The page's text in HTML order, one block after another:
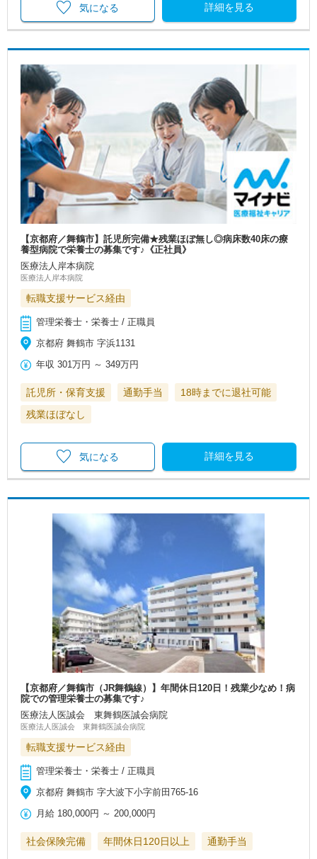
詳細を見る
気になる
【京都府／舞鶴市】託児所完備★残業ほぼ無し◎病床数40床の療
養型病院で栄養士の募集です♪《正社員》
医療法人岸本病院
医療法人岸本病院
転職支援サービス経由
管理栄養士・栄養士 / 正職員
京都府 舞鶴市 字浜1131
年収 301万円 ～349万円
託児所・保育支援 通勤手当
18時までに退社可能
残業ほぼなし
詳細を見る
気になる
【京都府／舞鶴市（JR舞鶴線）】年間休日120日！残業少なめ！病
院での管理栄養士の募集です♪
医療法人医誠会 東舞鶴医誠会病院
医療法人医誠会 東舞鶴医誠会病院
転職支援サービス経由
管理栄養士・栄養士 / 正職員
京都府 舞鶴市 字大波下小字前田765-16
月給 180,000円 ～200,000円
社会保険完備 年間休日120日以上 通勤手当